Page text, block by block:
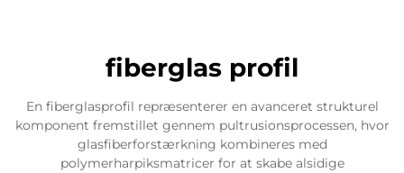
fiberglas profil
En fiberglasprofil repræsenterer en avanceret strukturel
komponent fremstillet gennem pultrusionsprocessen, hvor
glasfiberforstærkning kombineres med
polymerharpiksmatricer for at skabe alsidige